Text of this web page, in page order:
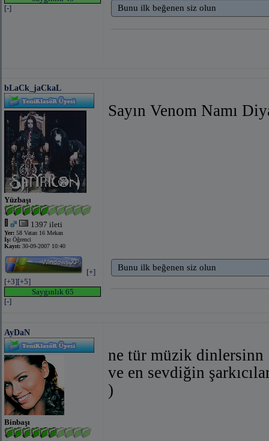
[-]
Bunu ilk beğenen siz olun
bLaCk_jaCkaL
Yüzbaşı
1397 ileti
Yer: 58 Vatan 16 Mekan
İş: Öğrenci
Kayıt: 30-09-2007 10:40
[+]
[+3][+5]
Saygınlık 65
[-]
Sayın Venom Namı
Bunu ilk beğenen siz olun
AyDaN
Binbaşı
ne tür müzik dinlersinn
ve en sevdiğin
)